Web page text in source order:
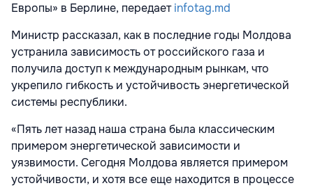
Европы» в Берлине, передаетinfotag.md
Министр рассказал, как в последние годы Молдова
устранила зависимость от российского газа и
получила доступ к международным рынкам, что
укрепило гибкость и устойчивость энергетической
системы республики.
«Пять лет назад наша страна была классическим
примером энергетической зависимости и
уязвимости. Сегодня Молдова является примером
устойчивости, и хотя все еще находится в процессе